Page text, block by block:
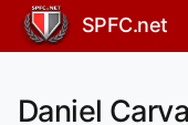
SPFC.net
Daniel